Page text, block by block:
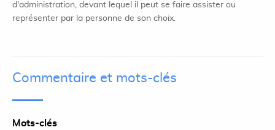
d'administration, devant lequel il peut se faire assister ou
représenter par la personne de son choix.
Commentaire et mots-clés
Mots-clés